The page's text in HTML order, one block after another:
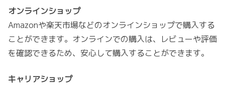
オンラインショップ
Amazonや楽天市場などのオンラインショップで購入する
ことができます。オンラインでの購入は、レビューや評価
を確認できるため、安心して購入することができます。
キャリアショップ